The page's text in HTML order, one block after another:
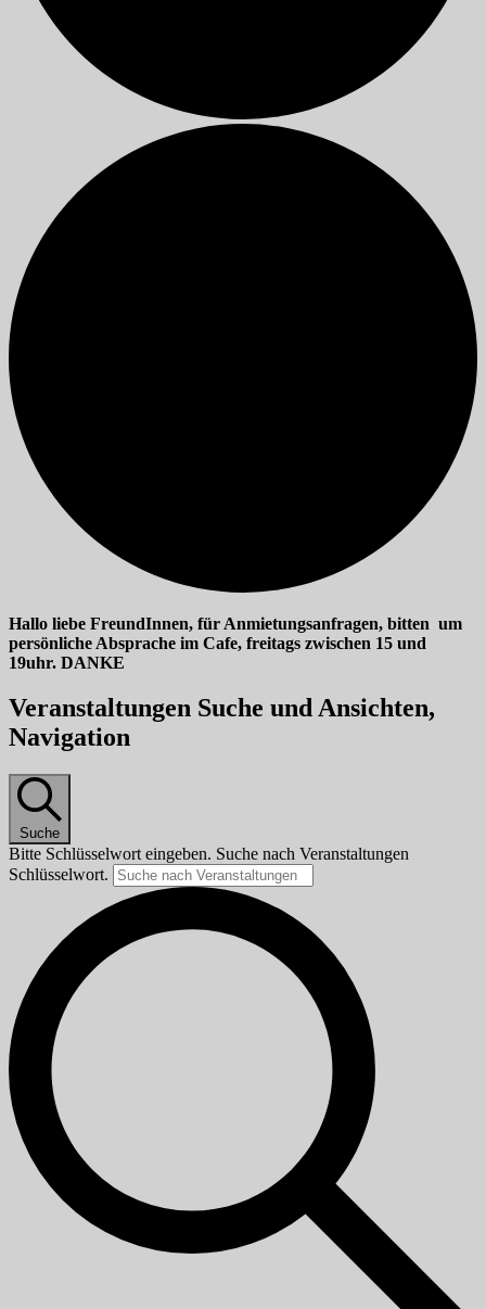
Hallo liebe FreundInnen, für Anmietungsanfragen, bitten um
persönliche Absprache im Cafe, freitags zwischen 15 und
19uhr. DANKE
Veranstaltungen
für
Veranstaltungen Suche und Ansichten,
Navigation
Suche
Bitte Schlüsselwort eingeben. Suche nach Veranstaltungen
Schlüsselwort.